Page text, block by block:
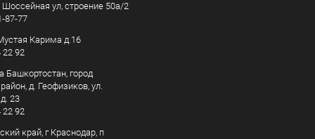
Шоссейная ул, строение 50а/2
87-77
Карима д.16
22 92
Башкортостан, город
д. Геофизиков, ул.
23
22 92
край, г Краснодар, п